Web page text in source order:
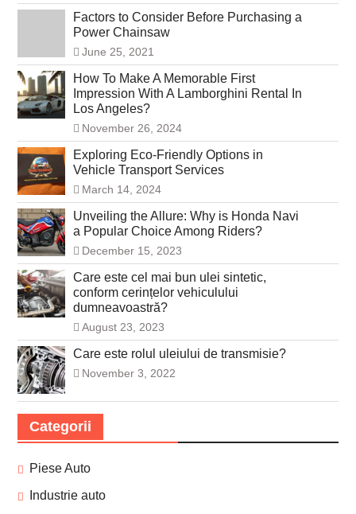
Factors to Consider Before Purchasing a
Power Chainsaw
June 25, 2021
How To Make A Memorable First
Impression With A Lamborghini Rental In
Los Angeles?
November 26, 2024
Exploring Eco-Friendly Options in
Vehicle Transport Services
March 14, 2024
Unveiling the Allure: Why is Honda Navi
a Popular Choice Among Riders?
December 15, 2023
Care este cel mai bun ulei sintetic,
conform cerințelor vehiculului
dumneavoastră?
August 23, 2023
Care este rolul uleiului de transmisie?
November 3, 2022
Categorii
Piese Auto
Industrie auto